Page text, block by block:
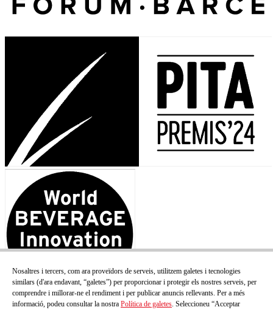
Nosaltres i tercers, com ara proveïdors de serveis, utilitzem galetes i tecnologies
similars (d'ara endavant, “galetes”) per proporcionar i protegir els nostres serveis, per
comprendre i millorar-ne el rendiment i per publicar anuncis rellevants. Per a més
informació, podeu consultar la nostra Política de galetes. Seleccioneu “Acceptar